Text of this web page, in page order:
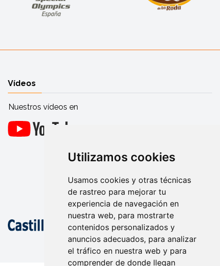
Utilizamos cookies
Usamos cookies y otras técnicas
de rastreo para mejorar tu
experiencia de navegación en
nuestra web, para mostrarte
contenidos personalizados y
anuncios adecuados, para analizar
el tráfico en nuestra web y para
comprender de donde llegan
Vídeos
Nuestros vídeos en